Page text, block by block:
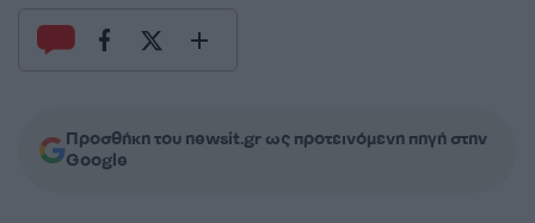
Προσθήκη του newsit.gr ως προτεινόμενη πηγή στην
Google